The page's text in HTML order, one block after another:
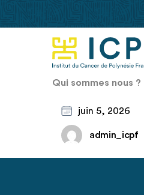
Qui sommes nous ?
juin 5, 2026
admin_icpf